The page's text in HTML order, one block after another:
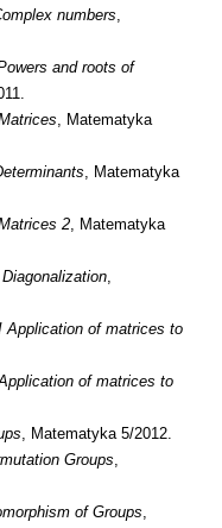
numbers,
and roots of
, Matematyka
, Matematyka
2, Matematyka
,
Application of matrices to
of matrices to
, Matematyka 5/2012.
Groups,
of Groups,